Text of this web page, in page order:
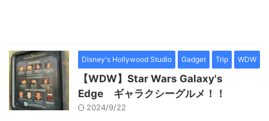
Disney's Hollywood Studio Gadget Trip WDW
【WDW】Star Wars Galaxy's
Edge ギャラクシーグルメ！！
2024/9/22